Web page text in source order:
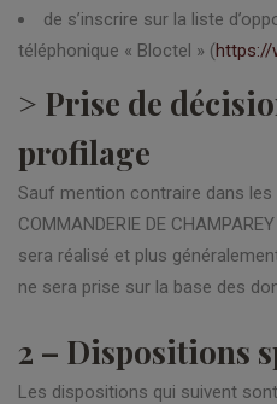
de s’inscrire sur la liste
téléphonique « Bloctel » (https://
> Prise de
profilage
Sauf mention contraire dans
COMMANDERIE DE
sera réalisé et plus
ne sera prise sur la base des
2 – Dispositions
Les dispositions qui suivent